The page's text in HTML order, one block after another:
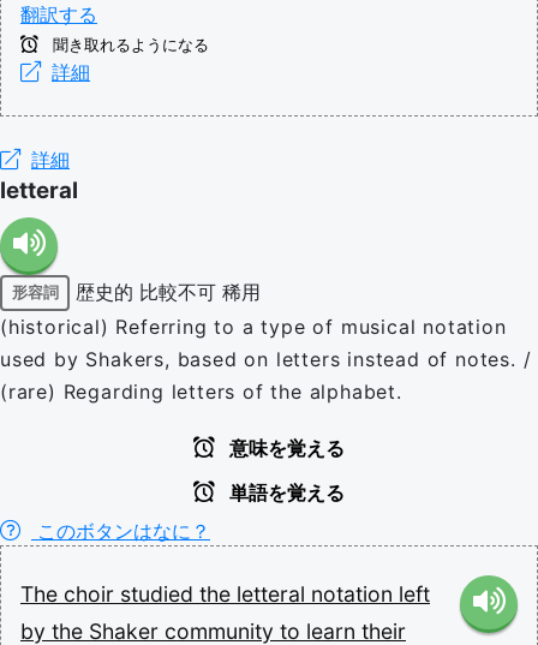
翻訳する
聞き取れるようになる
詳細
詳細
letteral
形容詞 歴史的 比較不可 稀用
(historical) Referring to a type of musical notation
used by Shakers, based on letters instead of notes. /
(rare) Regarding letters of the alphabet.
意味を覚える
単語を覚える
このボタンはなに？
The choir studied the letteral notation left
by the Shaker community to learn their